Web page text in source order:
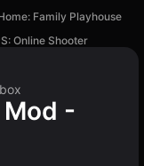
Family Playhouse
Online Shooter
-